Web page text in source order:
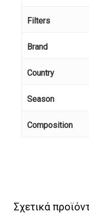
Filters
Brand
Country
Season
Composition
Σχετικά